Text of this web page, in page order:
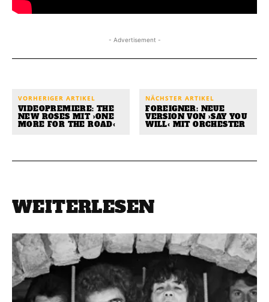
- Advertisement -
VORHERIGER ARTIKEL
VIDEOPREMIERE: THE
NEW ROSES MIT ›ONE
MORE FOR THE ROAD‹
NÄCHSTER ARTIKEL
FOREIGNER: NEUE
VERSION VON ›SAY YOU
WILL‹ MIT ORCHESTER
WEITERLESEN